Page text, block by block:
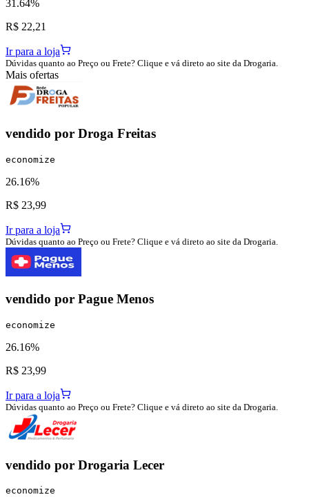
31.64%
R$ 22,21
Ir para a loja
Dúvidas quanto ao Preço ou Frete? Clique e vá direto ao site da Drogaria.
Mais ofertas
vendido por Droga Freitas
economize
26.16%
R$ 23,99
Ir para a loja
Dúvidas quanto ao Preço ou Frete? Clique e vá direto ao site da Drogaria.
vendido por Pague Menos
economize
26.16%
R$ 23,99
Ir para a loja
Dúvidas quanto ao Preço ou Frete? Clique e vá direto ao site da Drogaria.
vendido por Drogaria Lecer
economize